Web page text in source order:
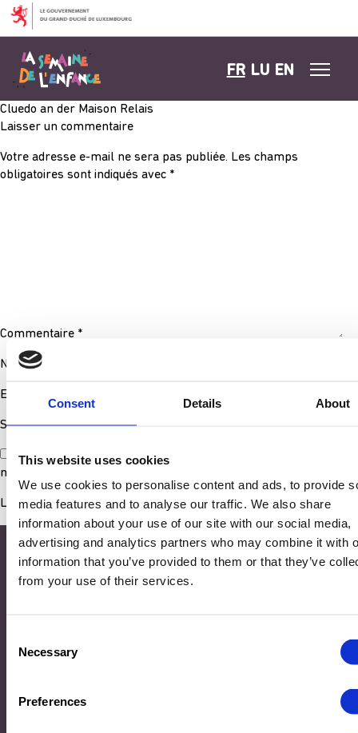
Consent Details About
This website uses cookies
We use cookies to personalise content and ads, to provide
media features and to analyse our traffic. We also share
information about your use of our site with our social media,
advertising and analytics partners who may combine it with
information that you’ve provided to them or that they’ve
from your use of their services.
Selection
Necessary
Preferences
Aller au contenu
FR LU EN
Cluedo an der Maison Relais
Laisser un commentaire
Votre adresse e-mail ne sera pas publiée. Les champs
obligatoires sont indiqués avec *
Commentaire *
Nom*
E-mail
Site web
Enregistrer mon nom, mon e-mail et mon site dans le
navigateur pour mon prochain commentaire.
Adresse